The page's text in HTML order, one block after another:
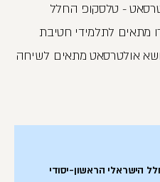
- טלסקופ החלל
מתאים לתלמידי חטיבת
אולטרסאט מתאים לשיחה
הישראלי הראשון-יסודי